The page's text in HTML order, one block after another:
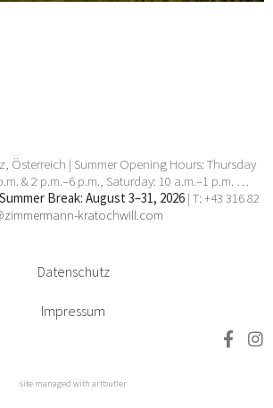
Österreich | Summer Opening Hours: Thursday
& 2 p.m.–6 p.m., Saturday: 10 a.m.–1 p.m. …
Summer Break: August 3–31, 2026 | T: +43 316 82
kratochwill.com
Datenschutz
Impressum
site managed with artbutler